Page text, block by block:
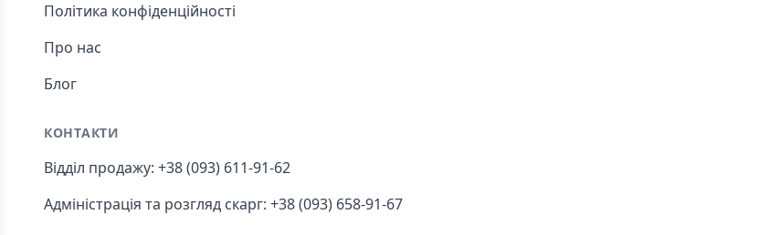
Політика конфіденційності
Про нас
Блог
КОНТАКТИ
Відділ продажу: +38 (093) 611-91-62
Адміністрація та розгляд скарг: +38 (093) 658-91-67